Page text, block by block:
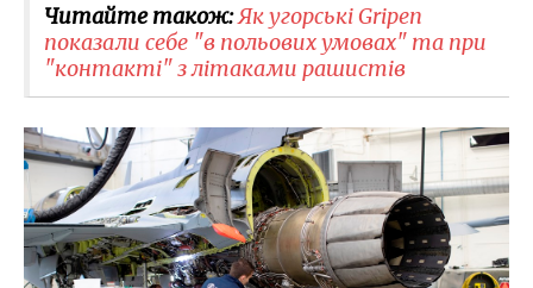
Читайте також:Як угорські Gripen
показали себе "в польових умовах" та при
"контакті" з літаками рашистів